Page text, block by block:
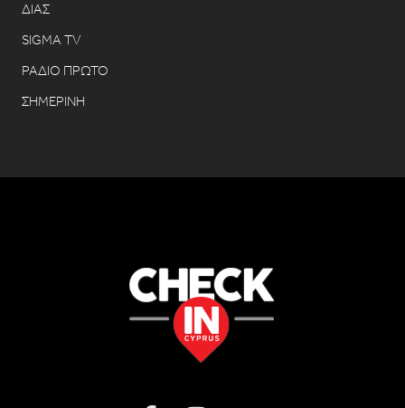
ΔΙΑΣ
SIGMA TV
ΡΑΔΙΟ ΠΡΩΤΟ
ΣΗΜΕΡΙΝΗ